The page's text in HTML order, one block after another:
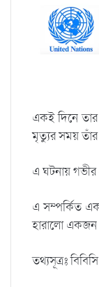
একই দিনে তার
মৃত্যুর সময়
এ ঘটনায় গভীর
এ সম্পর্কিত
হারালো একজন
তথ্যসূত্রঃ